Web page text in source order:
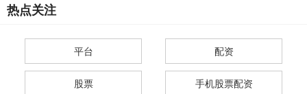
热点关注
平台 配资
股票 手机股票配资